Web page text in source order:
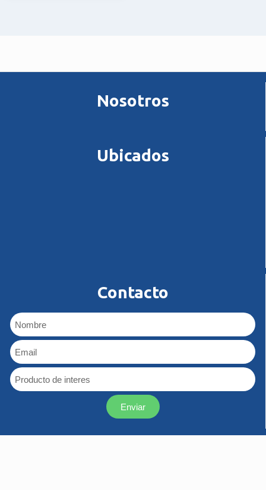
Nosotros
Ubicados
Contacto
Enviar